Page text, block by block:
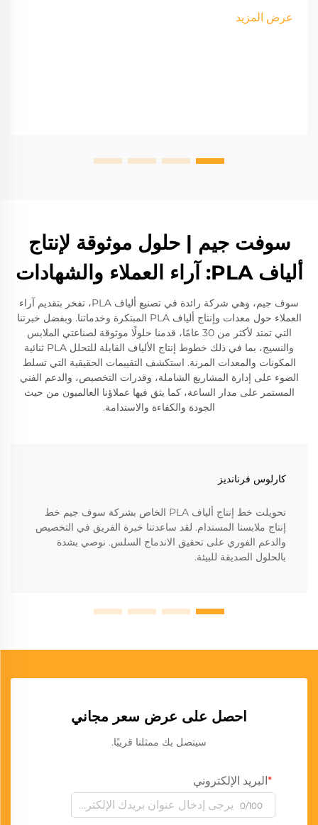
عرض المزيد
سوفت جيم | حلول موثوقة لإنتاج
ألياف PLA: آراء العملاء والشهادات
سوف جيم، وهي شركة رائدة في تصنيع ألياف PLA، تفخر بتقديم آراء
العملاء حول معدات وإنتاج ألياف PLA المبتكرة وخدماتنا. وبفضل خبرتنا
التي تمتد لأكثر من 30 عامًا، قدمنا حلولًا موثوقة لصناعتي الملابس
والنسيج، بما في ذلك خطوط إنتاج الألياف القابلة للتحلل PLA ثنائية
المكونات والمعدات المرنة. استكشف التقييمات الحقيقية التي تسلط
الضوء على إدارة المشاريع الشاملة، وقدرات التخصيص، والدعم الفني
المستمر على مدار الساعة، كما يثق فيها عملاؤنا العالميون من حيث
الجودة والكفاءة والاستدامة.
كارلوس فرنانديز
تحويلت خط إنتاج ألياف PLA الخاص بشركة سوف جيم خط
إنتاج ملابسنا المستدام. لقد ساعدتنا خبرة الفريق في التخصيص
والدعم الفوري على تحقيق الاندماج السلس. نوصي بشدة
بالحلول الصديقة للبيئة.
احصل على عرض سعر مجاني
سيتصل بك ممثلنا قريبًا.
البريد الإلكتروني
0/100